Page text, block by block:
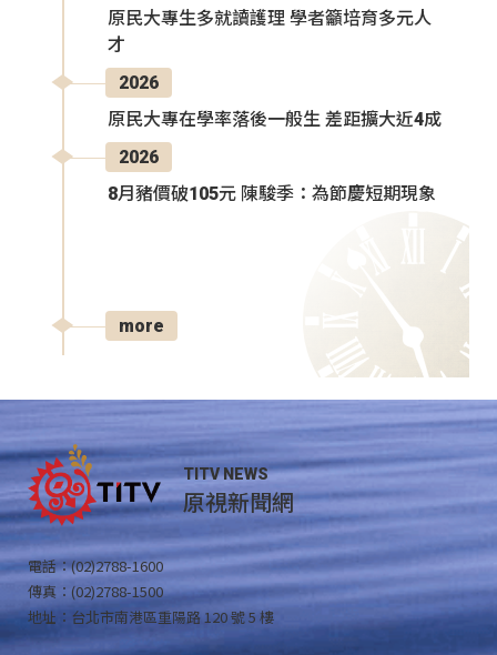
原民大專生多就讀護理 學者籲培育多元人
才
2026
原民大專在學率落後一般生 差距擴大近4成
2026
8月豬價破105元 陳駿季：為節慶短期現象
more
TITV NEWS
原視新聞網
電話：(02)2788-1600
傳真：(02)2788-1500
地址：台北市南港區重陽路 120 號 5 樓